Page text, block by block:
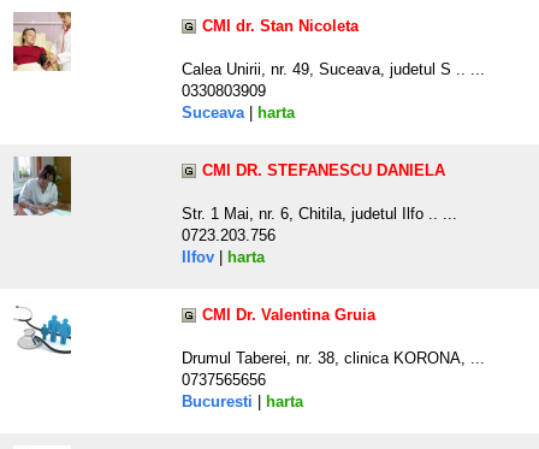
CMI dr. Stan Nicoleta
Calea Unirii, nr. 49, Suceava, judetul S .. ...
0330803909
Suceava| harta
CMI DR. STEFANESCU DANIELA
Str. 1 Mai, nr. 6, Chitila, judetul Ilfo .. ...
0723.203.756
Ilfov
harta
CMI Dr. Valentina Gruia
Drumul Taberei, nr. 38, clinica KORONA, ...
0737565656
Bucuresti
harta